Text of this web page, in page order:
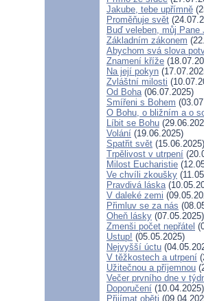
Jakube, tebe upřímně
Proměňuje svět
Buď veleben, můj
Základním zákonem
Abychom svá slova
Znamení kříže
Na její pokyn
Zvláštní milosti
Od Boha(06.07.2025)
Smířeni s Bohem
O Bohu, o bližním a o
Líbit se Bohu
Volání (19.06.2025)
Spatřit svět (15.06.2025)
Trpělivost v utrpení
Milost Eucharistie
Ve chvíli zkoušky
Pravdivá láska
V daleké zemi
Přimluv se za nás
Oheň lásky (07.05.2025)
Zmenši počet nepřátel
Ustup! (05.05.2025)
Nejvyšší úctu
V těžkostech a utrpení
Užitečnou a příjemnou
Večer prvního dne v
Doporučení (10.04.2025)
Přijímat oběti